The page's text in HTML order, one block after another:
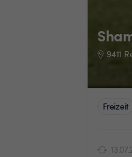
9411
Freizeit